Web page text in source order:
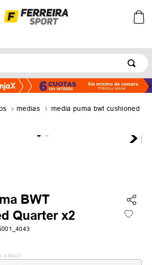
BUSCADOS
medias
media puma bwt cushioned
BWT
Quarter x2
$ 9503,31